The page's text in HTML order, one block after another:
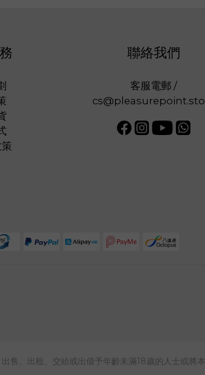
聯絡我們
客服電郵 /
售、出租、交給或出借予年齡未滿18歲的人士或將